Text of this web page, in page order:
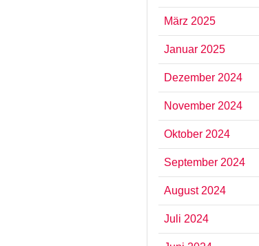
März 2025
Januar 2025
Dezember 2024
November 2024
Oktober 2024
September 2024
August 2024
Juli 2024